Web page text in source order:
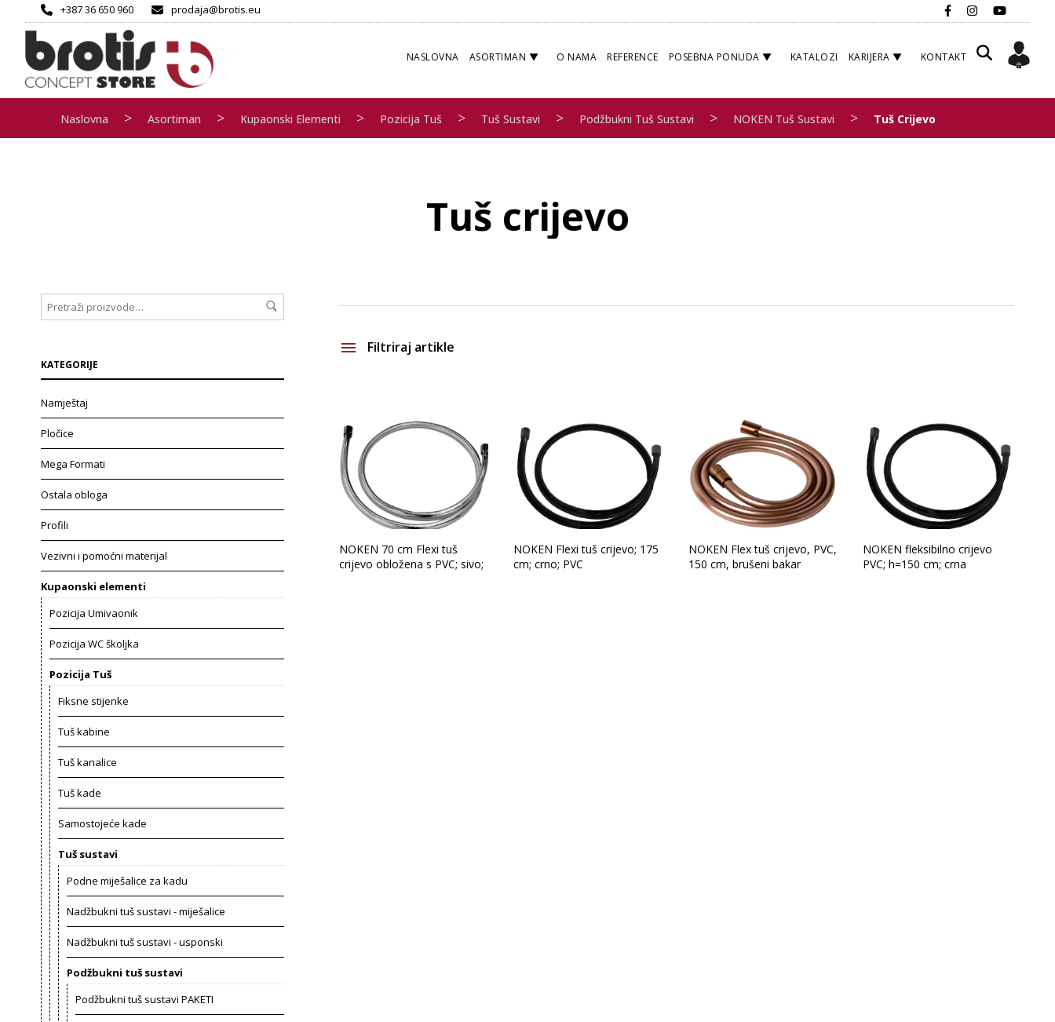
+387 36 650 960 prodaja@brotis.eu
NASLOVNA ASORTIMAN O NAMA REFERENCE POSEBNA PONUDA KATALOZI KARIJERA KONTAKT
Naslovna > Asortiman > Kupaonski Elementi > Pozicija Tuš > Tuš Sustavi > Podžbukni Tuš Sustavi > NOKEN Tuš Sustavi > Tuš Crijevo
Tuš crijevo
KATEGORIJE
Namještaj
Pločice
Mega Formati
Ostala obloga
Profili
Vezivni i pomoćni materijal
Kupaonski elementi
Pozicija Umivaonik
Pozicija WC školjka
Pozicija Tuš
Fiksne stijenke
Tuš kabine
Tuš kanalice
Tuš kade
Samostojeće kade
Tuš sustavi
Podne miješalice za kadu
Nadžbukni tuš sustavi - miješalice
Nadžbukni tuš sustavi - usponski
Podžbukni tuš sustavi
Podžbukni tuš sustavi PAKETI
Filtriraj artikle
Glavna boja
NOKEN 70 cm Flexi tuš
crijevo obložena s PVC; sivo;
NOKEN Flexi tuš crijevo; 175
cm; crno; PVC
NOKEN Flex tuš crijevo, PVC,
150 cm, brušeni bakar
NOKEN fleksibilno crijevo
PVC; h=150 cm; crna